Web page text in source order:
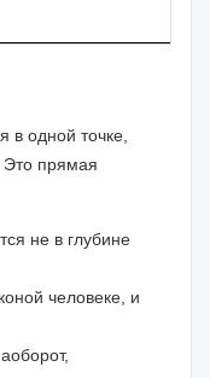
в одной точке,
Это прямая
не в глубине
человеке, и